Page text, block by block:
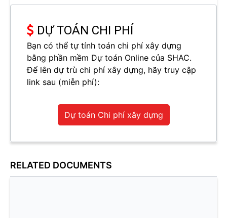
DỰ TOÁN CHI PHÍ
Bạn có thể tự tính toán chi phí xây dựng
bằng phần mềm Dự toán Online của SHAC.
Để lên dự trù chi phí xây dựng, hãy truy cập
link sau (miễn phí):
Dự toán Chi phí xây dựng
RELATED DOCUMENTS